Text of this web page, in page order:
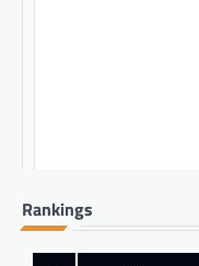
Rankings